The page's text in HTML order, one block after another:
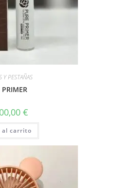
Y PESTAÑAS
PRIMER
€
al carrito